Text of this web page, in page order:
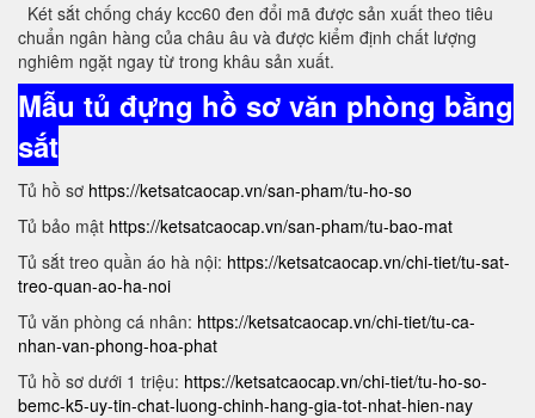
Két sắt chống cháy kcc60 đen đổi mã được sản xuất theo tiêu
chuẩn ngân hàng của châu âu và được kiểm định chất lượng
nghiêm ngặt ngay từ trong khâu sản xuất.
Mẫu tủ đựng hồ sơ văn phòng bằng
sắt
Tủ hồ sơ https://ketsatcaocap.vn/san-pham/tu-ho-so
Tủ bảo mật https://ketsatcaocap.vn/san-pham/tu-bao-mat
Tủ sắt treo quần áo hà nội: https://ketsatcaocap.vn/chi-tiet/tu-sat-
treo-quan-ao-ha-noi
Tủ văn phòng cá nhân: https://ketsatcaocap.vn/chi-tiet/tu-ca-
nhan-van-phong-hoa-phat
Tủ hồ sơ dưới 1 triệu: https://ketsatcaocap.vn/chi-tiet/tu-ho-so-
bemc-k5-uy-tin-chat-luong-chinh-hang-gia-tot-nhat-hien-nay